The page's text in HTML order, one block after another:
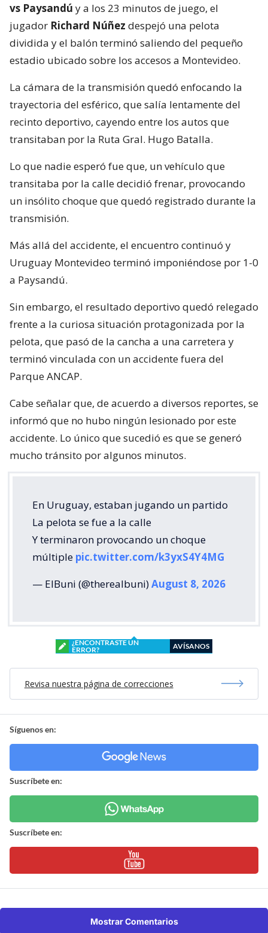
vs Paysandú y a los 23 minutos de juego, el
jugador Richard Núñez despejó una pelota
dividida y el balón terminó saliendo del pequeño
estadio ubicado sobre los accesos a Montevideo.
La cámara de la transmisión quedó enfocando la
trayectoria del esférico, que salía lentamente del
recinto deportivo, cayendo entre los autos que
transitaban por la Ruta Gral. Hugo Batalla.
Lo que nadie esperó fue que, un vehículo que
transitaba por la calle decidió frenar, provocando
un insólito choque que quedó registrado durante la
transmisión.
Más allá del accidente, el encuentro continuó y
Uruguay Montevideo terminó imponiéndose por 1-0
a Paysandú.
Sin embargo, el resultado deportivo quedó relegado
frente a la curiosa situación protagonizada por la
pelota, que pasó de la cancha a una carretera y
terminó vinculada con un accidente fuera del
Parque ANCAP.
Cabe señalar que, de acuerdo a diversos reportes, se
informó que no hubo ningún lesionado por este
accidente. Lo único que sucedió es que se generó
mucho tránsito por algunos minutos.
En Uruguay, estaban jugando un partido
La pelota se fue a la calle
Y terminaron provocando un choque
múltiple pic.twitter.com/k3yxS4Y4MG
— ElBuni (@therealbuni)August 8, 2026
¿ENCONTRASTE UN
ERROR?
AVÍSANOS
Revisa nuestra página de correcciones
Síguenos en:
Suscríbete en:
Suscríbete en:
Mostrar Comentarios